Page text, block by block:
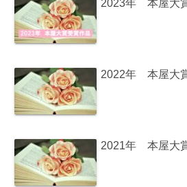
2023年 本屋大
2022年 本屋大
2021年 本屋大